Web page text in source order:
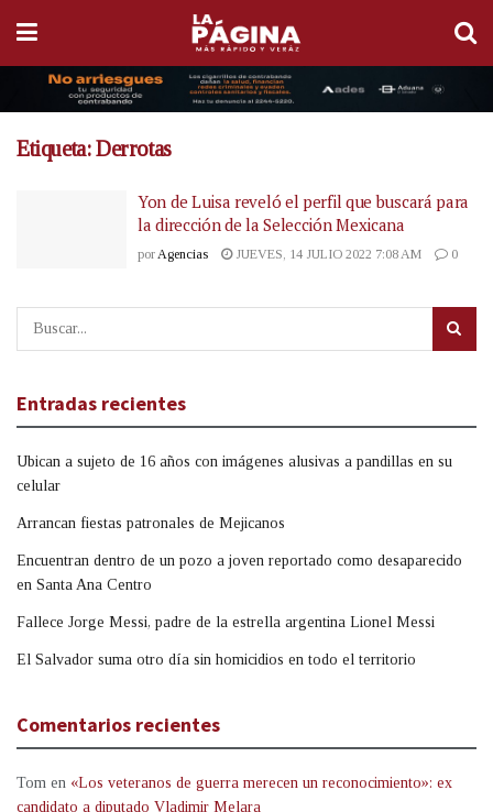
Etiqueta:Derrotas
Yon de Luisa reveló el perfil que buscará para
la dirección de la Selección Mexicana
por Agencias JUEVES, 14 JULIO 2022 7:08 AM 0
Entradas recientes
Ubican a sujeto de 16 años con imágenes alusivas a pandillas en su
celular
Arrancan fiestas patronales de Mejicanos
Encuentran dentro de un pozo a joven reportado como desaparecido
en Santa Ana Centro
Fallece Jorge Messi, padre de la estrella argentina Lionel Messi
El Salvador suma otro día sin homicidios en todo el territorio
Comentarios recientes
Tom en «Los veteranos de guerra merecen un reconocimiento»: ex
candidato a diputado Vladimir Melara